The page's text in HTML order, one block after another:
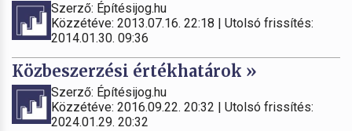
Szerző: Építésijog.hu
Közzétéve: 2013.07.16. 22:18 | Utolsó frissítés:
2014.01.30. 09:36
Közbeszerzési értékhatárok »
Szerző: Építésijog.hu
Közzétéve: 2016.09.22. 20:32 | Utolsó frissítés:
2024.01.29. 20:32